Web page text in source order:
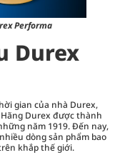
Performa
Durex
gian của nhà Durex,
Durex được thành
năm 1919. Đến nay,
dòng sản phẩm bao
khắp thế giới.